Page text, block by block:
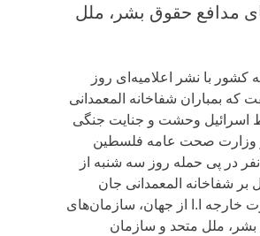
مدافع حقوق بشر، ملل
کشور با نشر اعلامیه‌ای روز
که بمباران شفاخانه المعمدانی
اسرائیل وحشت و جنایت جنگی
وزارت صحت عامه فلسطین
بیش از ۵۰۰ نفر در پی حمله روز سه شنبه از
بر شفاخانه المعمدانی جان
خارجه ا.ا از جهان، سازمان‌های
ملل متحد و سازمان